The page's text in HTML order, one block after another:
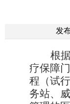
发
根
疗保障
程（试
务站、